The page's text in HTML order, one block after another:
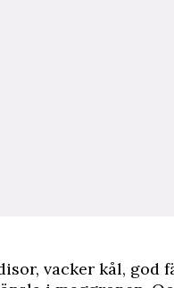
vacker kål, god